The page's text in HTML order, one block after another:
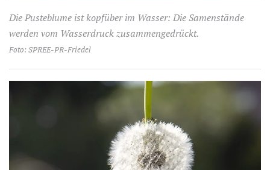
Die Pusteblume ist kopfüber im Wasser: Die Samenstände
werden vom Wasserdruck zusammengedrückt.
Foto: SPREE-PR-Friedel